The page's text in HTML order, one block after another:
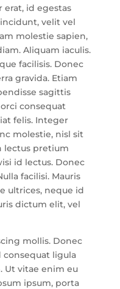
erat, id egestas
velit vel
molestie sapien,
Aliquam iaculis.
facilisis. Donec
gravida. Etiam
sagittis
consequat
felis. Integer
molestie, nisl sit
lectus pretium
id lectus. Donec
facilisi. Mauris
ultrices, neque id
dictum elit, vel
mollis. Donec
consequat ligula
Ut vitae enim eu
ipsum, porta